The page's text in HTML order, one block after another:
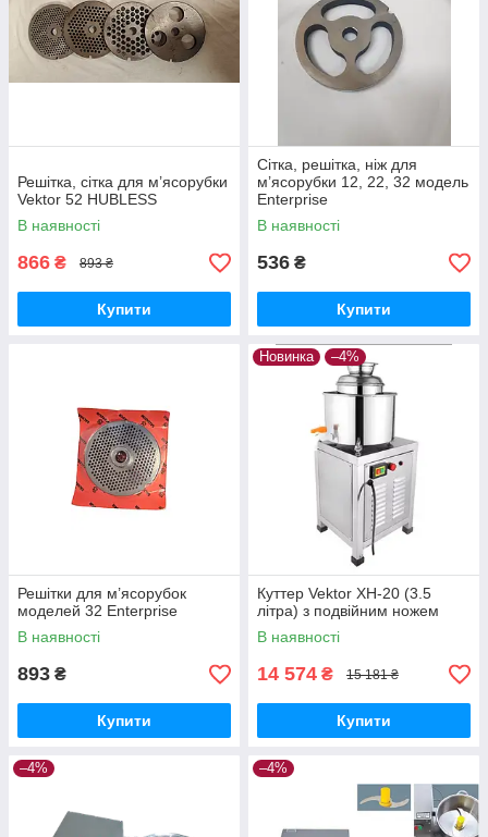
Решітка, сітка для м’ясорубки
Vektor 52 HUBLESS
В наявності
866 ₴ 893 ₴
Купити
Сітка, решітка, ніж для
м’ясорубки 12, 22, 32 модель
Enterprise
В наявності
536 ₴
Купити
Решітки для м’ясорубок
моделей 32 Enterprise
В наявності
893 ₴
Купити
Новинка –4%
Куттер Vektor XH-20 (3.5
літра) з подвійним ножем
В наявності
14 574 ₴ 15 181 ₴
Купити
–4% –4%